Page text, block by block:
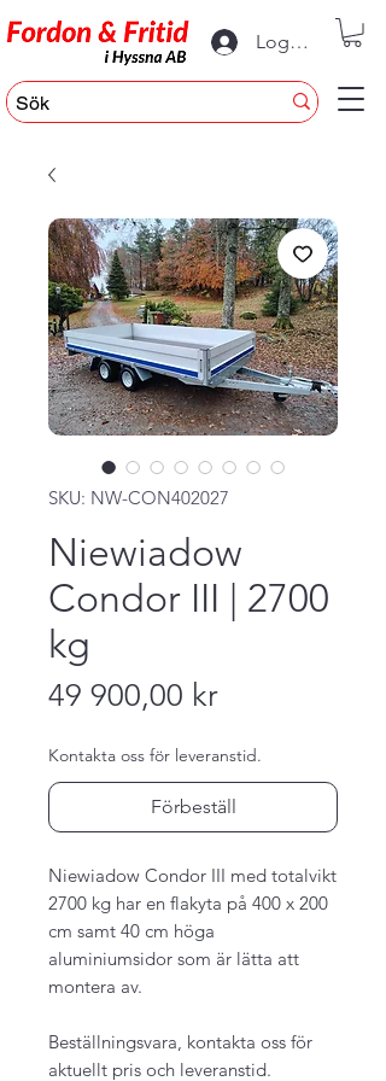
Logga in
SKU: NW-CON402027
Niewiadow
Condor III | 2700
kg
49 900,00 krPris
Kontakta oss för leveranstid.
Förbeställ
Niewiadow Condor III med totalvikt
2700 kg har en flakyta på 400 x 200
cm samt 40 cm höga
aluminiumsidor som är lätta att
montera av.
Beställningsvara, kontakta oss för
aktuellt pris och leveranstid.